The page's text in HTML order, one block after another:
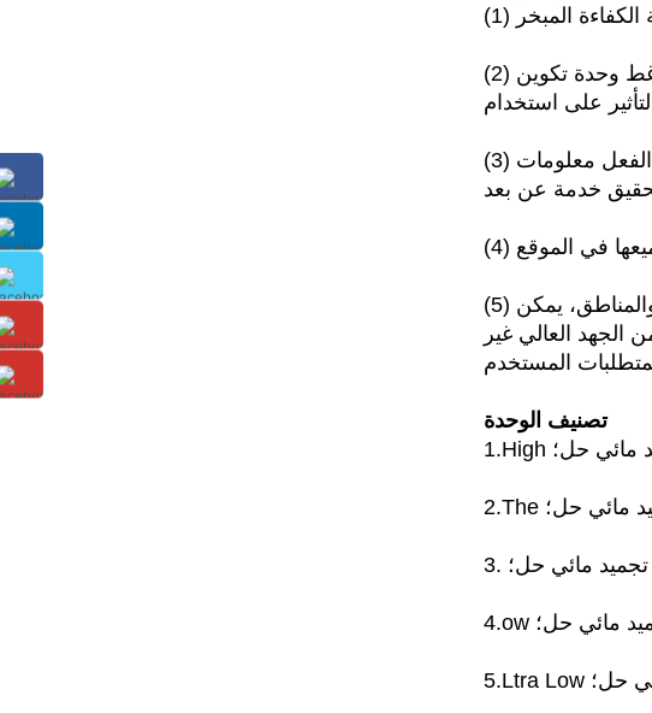
(2) تم تجهيز الوحدة بتصميم دائرة مفردة ومزدوجة لتلبية خيارات مختلفة من العملاء. متى فشل ضاغط وحدة تكوين
(3) نوع المسمار المبرد بالماء انخفاض درجة الحرارة يمكن تجهيز مبرد برامج إدارة عن بعد لردود الفعل معلومات
خدمة عن بعد
(5) تبريد المياه المسمار نوع انخفاض درجة الحرارة المبردات وفقا لتوفير الطاقة من مختلف البلدان والمناطق، يمكن
الجهد العالي غير
المستخدم
تصنيف الوحدة